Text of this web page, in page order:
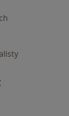
główna